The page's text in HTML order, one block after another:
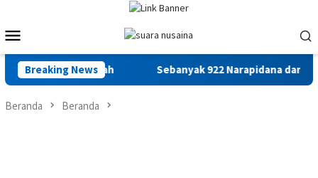
konten
Mobile
Breaking News
M. Arafah Sebanyak 922 Narapidana dan Lima
Beranda Beranda